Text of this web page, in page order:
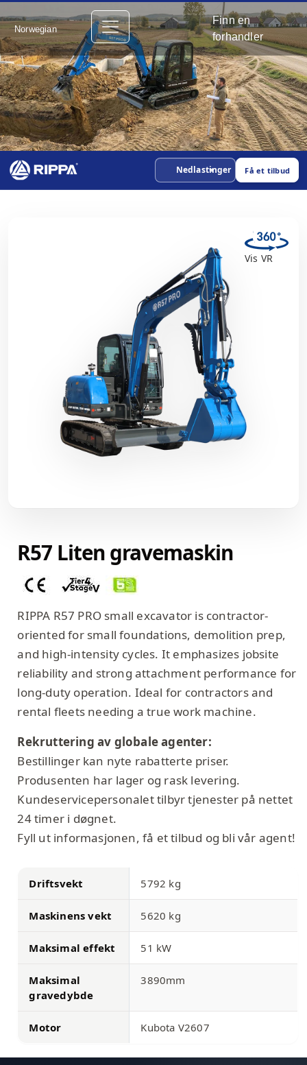
Norwegian
Finn en
forhandler
Nedlastinger Få et tilbud
Vis VR
R57 Liten gravemaskin
RIPPA R57 PRO small excavator is contractor-
oriented for small foundations, demolition prep,
and high-intensity cycles. It emphasizes jobsite
reliability and strong attachment performance for
long-duty operation. Ideal for contractors and
rental fleets needing a true work machine.
Rekruttering av globale agenter:
Bestillinger kan nyte rabatterte priser.
Produsenten har lager og rask levering.
Kundeservicepersonalet tilbyr tjenester på nettet
24 timer i døgnet.
Fyll ut informasjonen, få et tilbud og bli vår agent!
Driftsvekt 5792 kg
Maskinens vekt 5620 kg
Maksimal effekt 51 kW
Maksimal
gravedybde
3890mm
Motor Kubota V2607